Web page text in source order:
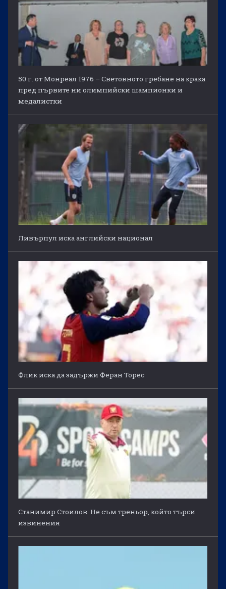
50 г. от Монреал 1976 – Световното гребане на крака
пред първите ни олимпийски шампионки и
медалистки
Ливърпул иска английски национал
Флик иска да задържи Феран Торес
Станимир Стоилов: Не съм треньор, който търси
извинения